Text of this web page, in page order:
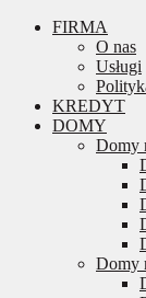
FIRMA
O nas
Usługi
KREDYT
DOMY
Domy
Domy